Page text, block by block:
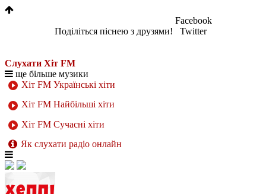
Поділіться піснею з друзями!
Facebook
Twitter
Слухати Хіт FM
ще більше музики
Хіт FM Українські хіти
Хіт FM Найбільші хіти
Хіт FM Сучасні хіти
Як слухати радіо онлайн